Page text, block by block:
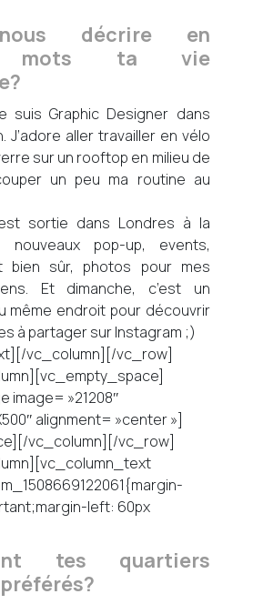
décrire en
mots ta vie
suis Graphic Designer dans
J’adore aller travailler en vélo
sur un rooftop en milieu de
un peu ma routine au
sortie dans Londres à la
pop-up, events,
bien sûr, photos pour mes
Et dimanche, c’est un
même endroit pour découvrir
à partager sur Instagram ;)
vc_column][/vc_row]
image= »21208″
alignment= »center »]
vc_column][/vc_row]
left: 60px
tes quartiers